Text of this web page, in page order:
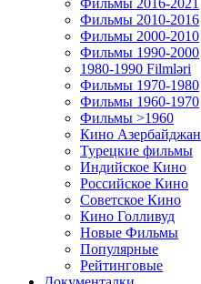
Фильмы 2016-2021
Фильмы 2010-2016
Фильмы 2000-2010
Фильмы 1990-2000
1980-1990 Filmləri
Фильмы 1970-1980
Фильмы 1960-1970
Фильмы >1960
Кино Азербайджан
Турецкие фильмы
Индийское Кино
Российское Кино
Советское Кино
Кино Голливуд
Новые Фильмы
Популярные
Рейтинговые